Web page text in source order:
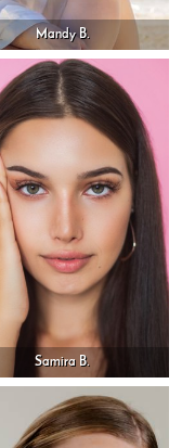
Mandy B.
Samira B.